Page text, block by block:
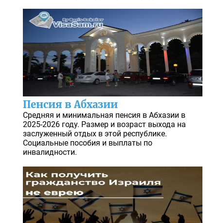
Пенсия в Абхазии
Средняя и минимальная пенсия в Абхазии в
2025-2026 году. Размер и возраст выхода на
заслуженный отдых в этой республике.
Социальные пособия и выплаты по
инвалидности.